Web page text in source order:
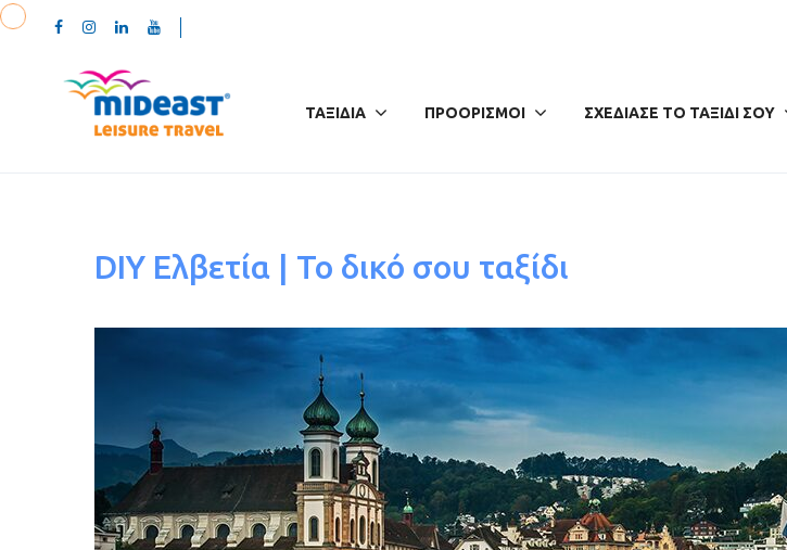
ΤΑΞΊΔΙΑ ΠΡΟΟΡΙΣΜΟΊ ΣΧΕΔΊΑΣΕ ΤΟ ΤΑΞΊΔΙ ΣΟΥ
DIY Ελβετία | Το δικό σου ταξίδι